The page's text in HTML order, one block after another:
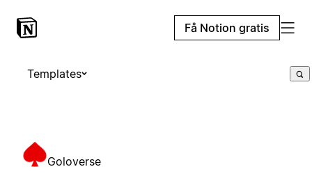
Få Notion gratis
Templates
Goloverse